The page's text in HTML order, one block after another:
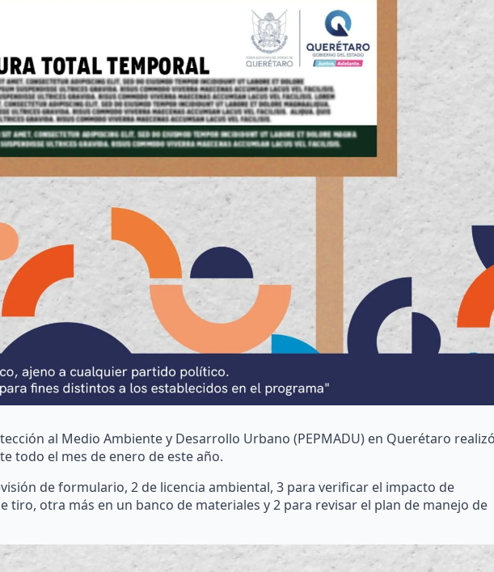
al Medio Ambiente y Desarrollo Urbano (PEPMADU) en Querétaro
todo el mes de enero de este año.
de formulario, 2 de licencia ambiental, 3 para verificar el impacto de
tiro, otra más en un banco de materiales y 2 para revisar el plan de manejo de